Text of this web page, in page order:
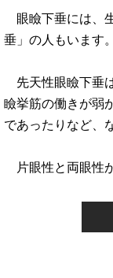
眼瞼下垂には、
垂」の人もいます。
先天性眼瞼下垂
瞼挙筋の働きが弱
であったりなど、
片眼性と両眼性